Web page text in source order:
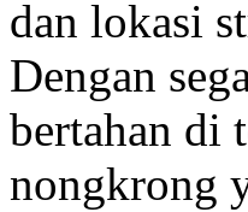
dan lokasi
Dengan
bertahan di
nongkrong